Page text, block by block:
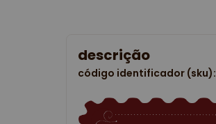
descrição
código identificador (sku):